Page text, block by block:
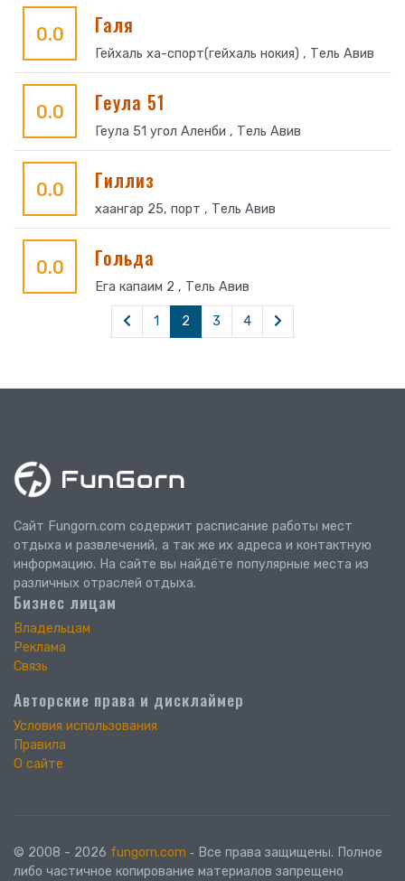
0.0 Галя
Гейхаль ха-спорт(гейхаль нокия) , Тель Авив
0.0 Геула 51
Геула 51 угол Аленби , Тель Авив
0.0 Гиллиз
хаангар 25, порт , Тель Авив
0.0 Гольда
Ега капаим 2 , Тель Авив
1 2 3 4
Сайт Fungorn.com содержит расписание работы мест
отдыха и развлечений, а так же их адреса и контактную
информацию. На сайте вы найдёте популярные места из
различных отраслей отдыха.
Бизнес лицам
Владельцам
Реклама
Связь
Авторские права и дисклаймер
Условия использования
Правила
О сайте
© 2008 - 2026 fungorn.com ‐ Все права защищены. Полное
либо частичное копирование материалов запрещено